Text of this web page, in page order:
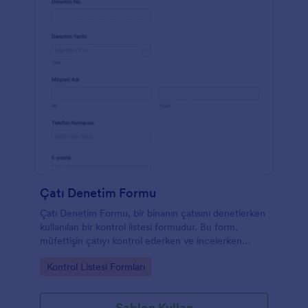
sahadaki herhangi bir mobil cihaz üzerinden
daha iyi yönetin.
Çatı Denetim Formu
Çatı Denetim Formu, bir binanın çatısını denetlerken
kullanılan bir kontrol listesi formudur. Bu form,
müfettişin çatıyı kontrol ederken ve incelerken
koruyan şey çatı olduğu için son derece
numarası, denetim tarihi, denetçi adı, müşterinin adı
Go to Category:
Kontrol Listesi Formları